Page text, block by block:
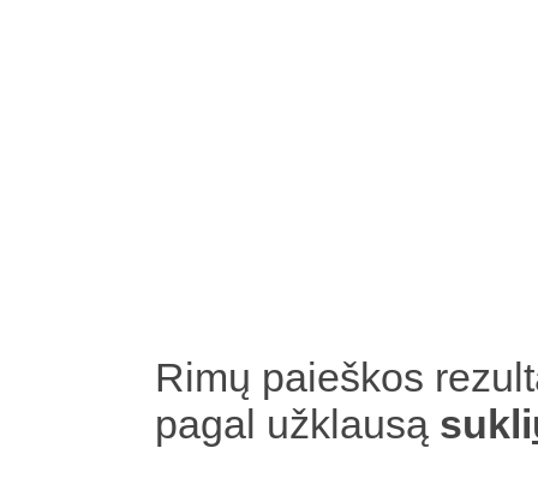
Rimų paieškos
pagal užklausą sukli